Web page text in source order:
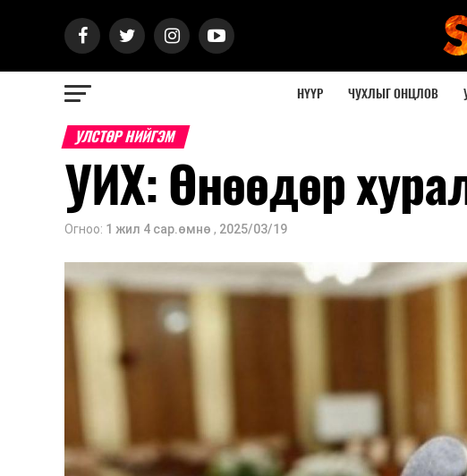
НҮҮР ЧУХЛЫГ ОНЦЛОВ
УЛСТӨР НИЙГЭМ
УИХ: Өнөөдөр
Огноо: 1 жил 4 сар.өмнө , 2025/03/19